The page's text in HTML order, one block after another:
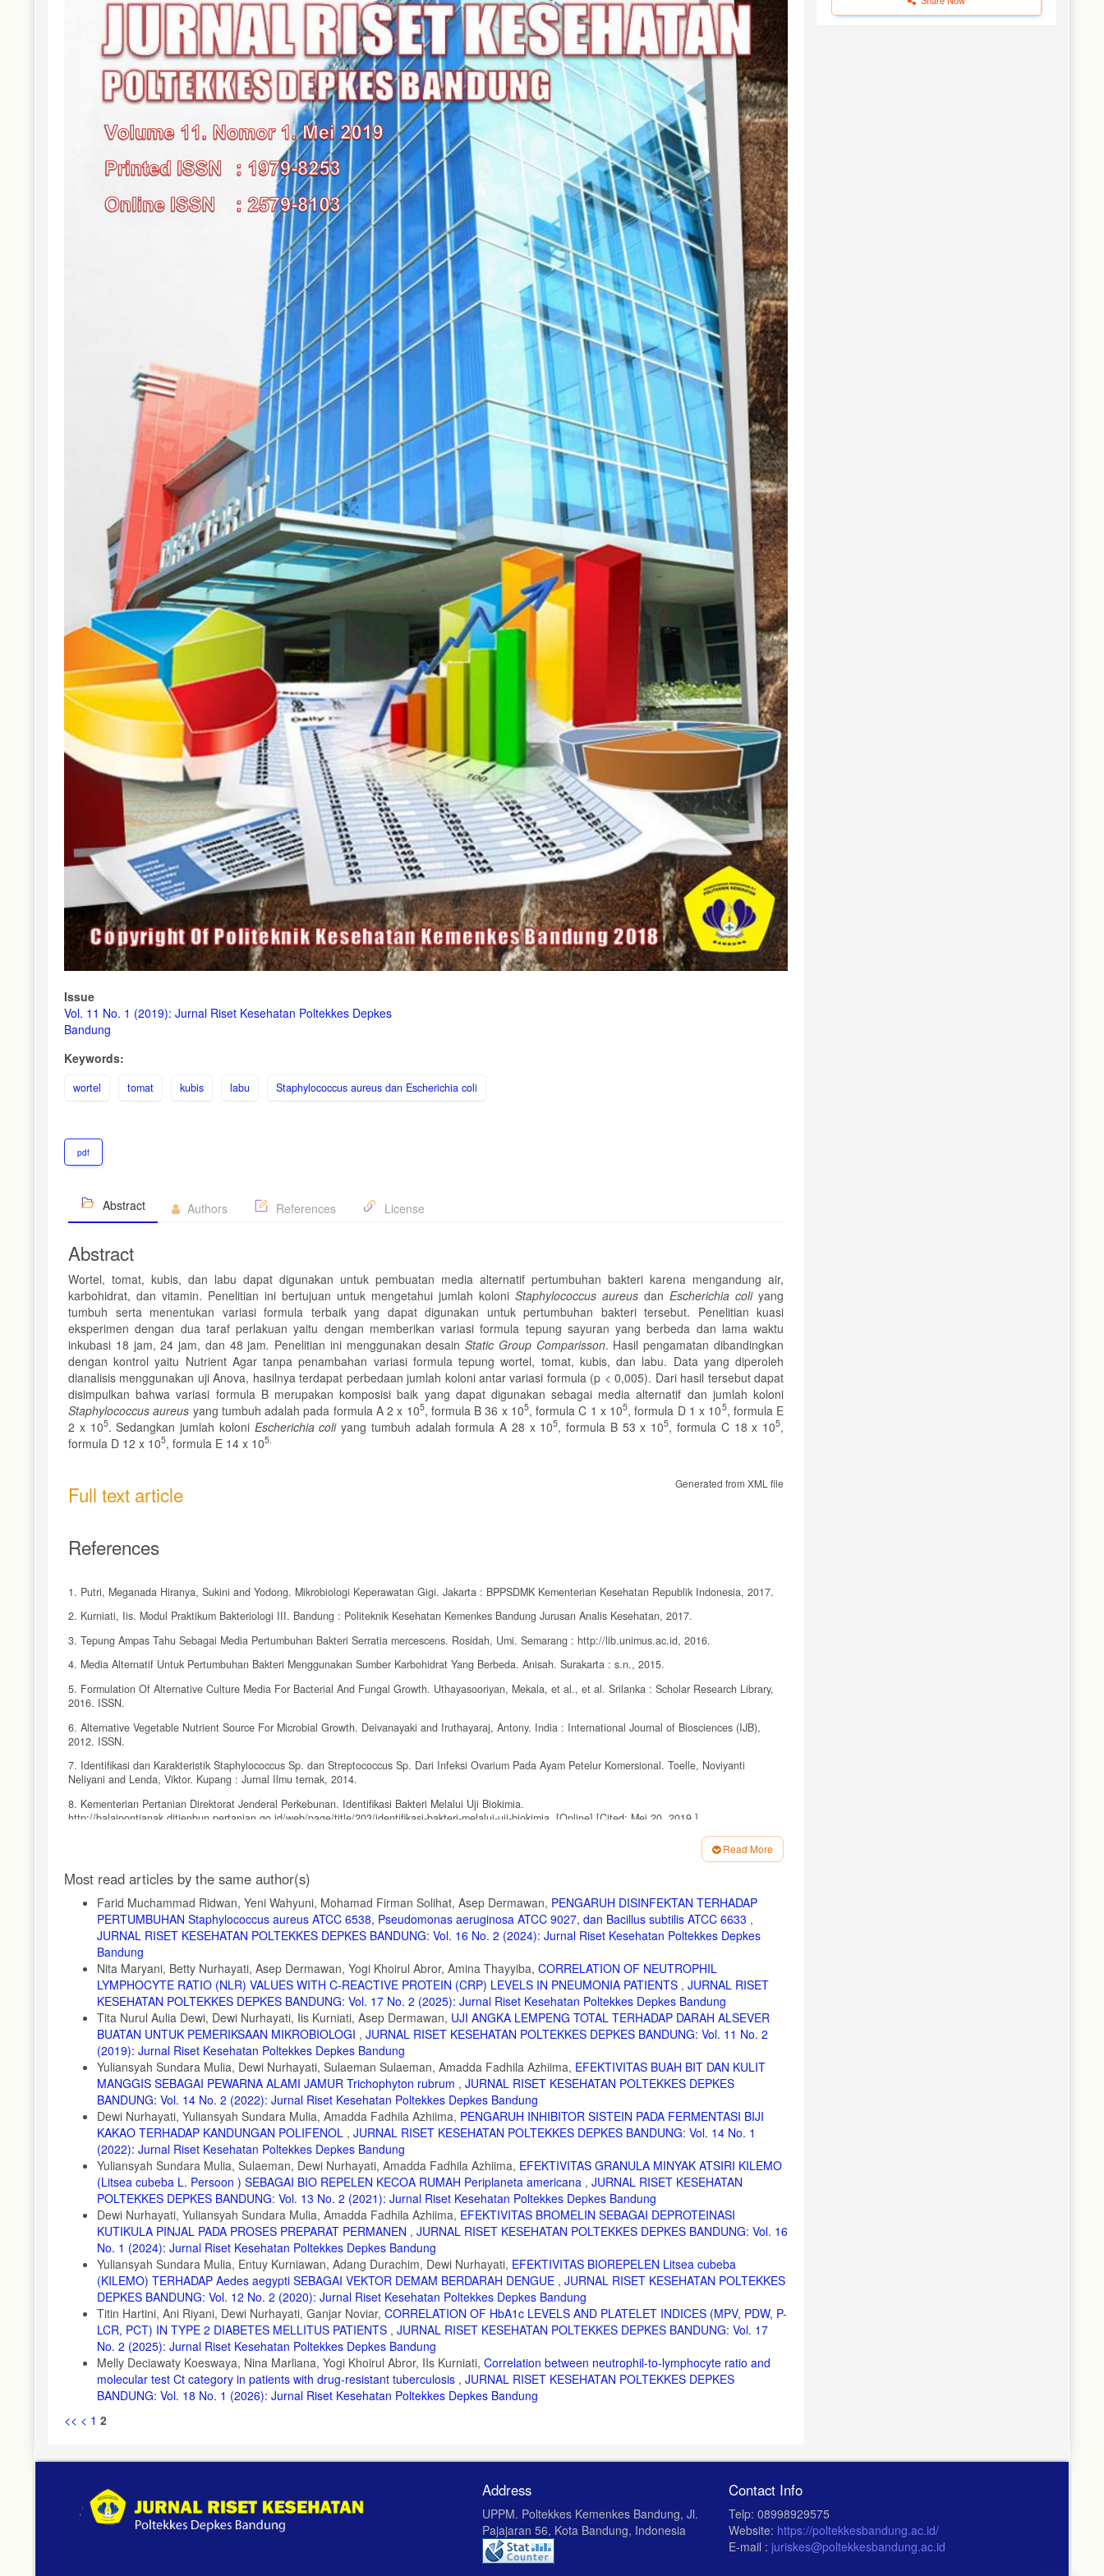
Issue
Vol. 11 No. 1 (2019): Jurnal Riset Kesehatan Poltekkes Depkes
Bandung
Keywords:
wortel tomat kubis labu Staphylococcus aureus dan Escherichia coli
pdf
Abstract Authors References License
Abstract
Wortel, tomat, kubis, dan labu dapat digunakan untuk pembuatan media alternatif pertumbuhan bakteri karena mengandung air,
karbohidrat, dan vitamin. Penelitian ini bertujuan untuk mengetahui jumlah koloni Staphylococcus aureus dan Escherichia coliyang
tumbuh serta menentukan variasi formula terbaik yang dapat digunakan untuk pertumbuhan bakteri tersebut. Penelitian kuasi
eksperimen dengan dua taraf perlakuan yaitu dengan memberikan variasi formula tepung sayuran yang berbeda dan lama waktu
inkubasi 18 jam, 24 jam, dan 48 jam. Penelitian ini menggunakan desainStatic Group Comparisson. Hasil pengamatan dibandingkan
dengan kontrol yaitu Nutrient Agar tanpa penambahan variasi formula tepung wortel, tomat, kubis, dan labu. Data yang diperoleh
dianalisis menggunakan uji Anova, hasilnya terdapat perbedaan jumlah koloni antar variasi formula (p < 0,005). Dari hasil tersebut dapat
disimpulkan bahwa variasi formula B merupakan komposisi baik yang dapat digunakan sebagai media alternatif dan jumlah koloni
Staphylococcus aureus yang tumbuh adalah pada formula A 2 x 105, formula B 36 x 105, formula C 1 x 105, formula D 1 x 105, formula E
2 x 105. Sedangkan jumlah koloni Escherichia coliyang tumbuh adalah formula A 28 x 105, formula B 53 x 105, formula C 18 x 105,
formula D 12 x 105, formula E 14 x 105.
Full text article Generated from XML file
References
1. Putri, Meganada Hiranya, Sukini and Yodong. Mikrobiologi Keperawatan Gigi. Jakarta : BPPSDMK Kementerian Kesehatan Republik Indonesia, 2017.
2. Kurniati, Iis. Modul Praktikum Bakteriologi III. Bandung : Politeknik Kesehatan Kemenkes Bandung Jurusan Analis Kesehatan, 2017.
3. Tepung Ampas Tahu Sebagai Media Pertumbuhan Bakteri Serratia mercescens. Rosidah, Umi. Semarang : http://lib.unimus.ac.id, 2016.
4. Media Alternatif Untuk Pertumbuhan Bakteri Menggunakan Sumber Karbohidrat Yang Berbeda. Anisah. Surakarta : s.n., 2015.
5. Formulation Of Alternative Culture Media For Bacterial And Fungal Growth. Uthayasooriyan, Mekala, et al., et al. Srilanka : Scholar Research Library,
2016. ISSN.
6. Alternative Vegetable Nutrient Source For Microbial Growth. Deivanayaki and Iruthayaraj, Antony. India : International Journal of Biosciences (IJB),
2012. ISSN.
7. Identifikasi dan Karakteristik Staphylococcus Sp. dan Streptococcus Sp. Dari Infeksi Ovarium Pada Ayam Petelur Komersional. Toelle, Noviyanti
Neliyani and Lenda, Viktor. Kupang : Jurnal Ilmu ternak, 2014.
8. Kementerian Pertanian Direktorat Jenderal Perkebunan. Identifikasi Bakteri Melalui Uji Biokimia.
http://balaipontianak.ditjenbun.pertanian.go.id/web/page/title/203/identifikasi-bakteri-melalui-uji-biokimia. [Online] [Cited: Mei 20, 2019.]
10. Pertumbuhan Staphylococcus aureus Pada Media Yang diekspos dengan Infus Daun Sambiloto (Andrographis paniculata) . Retnowati, Yuliana,
Bialangi, Nurhayati and Posangi, Nona Wingti. Gorontalo : repository.ung.ac.id, 2011.
11. Dra. Yanti Hamdiyati, M.Si. Pertumbuhan dan Pengendalian Mikroorganisme II. [Online] [Cited: juni 20, 2019.]
http://file.upi.edu/Direktori/FPMIPA/JUR._PEND._BIOLOGI/196611031991012YANTI_HAMDIYATI/Pertumbuhan_pada_mikroorganisme_II.pdf.
12. Isolasi dan Skreening Bakteri Endofit Penghasil Enzim Fitase Dari Tanaman Jagung. Nurhikmah. Makassar : Repositori UIN Alauddin Makassar, 2017.
13. Joseph , James A, Nadeau, Daniel A and Underwood, Anne. Diet Sehat Dengan Kode Warna Makanan. Jakarta : Hikmah PT Mizan Publika, 2008.
14. Uji Daya Antibakteri Ekstrak Etanol Umbi Wortel (Daucus carota L) Terhadap Staphylococcus aureus dan Escherichia coli Secara In Vitro. Sirait,
Arsenius Y, Pelealu, Nancy C and Yamlean , Paulina V Y. Manado : Jurnal Ilmiah Farmasi , 2016, Vol. 5. ISSN.
15. Pelczar, M. J. and Chan, E. C. S. Dasar-dasar Mikrobiologi I. Jakarta : UI Press, 2005
16 Danserau, Pierre. Biogeography : An Ecological Perspective. New York : The Ronal Press Company, 1973.
17. Soemarwoto, Oto. Ekologi Lingkungan Hidup dan Pembangunan. Jakarta : Djambatan, 1997.
Read More
Article
Details
Most read articles by the same author(s)
Farid Muchammad Ridwan, Yeni Wahyuni, Mohamad Firman Solihat, Asep Dermawan, PENGARUH DISINFEKTAN TERHADAP
PERTUMBUHAN Staphylococcus aureus ATCC 6538, Pseudomonas aeruginosa ATCC 9027, dan Bacillus subtilis ATCC 6633 ,
JURNAL RISET KESEHATAN POLTEKKES DEPKES BANDUNG: Vol. 16 No. 2 (2024): Jurnal Riset Kesehatan Poltekkes Depkes
Bandung
Nita Maryani, Betty Nurhayati, Asep Dermawan, Yogi Khoirul Abror, Amina Thayyiba, CORRELATION OF NEUTROPHIL
LYMPHOCYTE RATIO (NLR) VALUES WITH C-REACTIVE PROTEIN (CRP) LEVELS IN PNEUMONIA PATIENTS , JURNAL RISET
KESEHATAN POLTEKKES DEPKES BANDUNG: Vol. 17 No. 2 (2025): Jurnal Riset Kesehatan Poltekkes Depkes Bandung
Tita Nurul Aulia Dewi, Dewi Nurhayati, Iis Kurniati, Asep Dermawan, UJI ANGKA LEMPENG TOTAL TERHADAP DARAH ALSEVER
BUATAN UNTUK PEMERIKSAAN MIKROBIOLOGI , JURNAL RISET KESEHATAN POLTEKKES DEPKES BANDUNG: Vol. 11 No. 2
(2019): Jurnal Riset Kesehatan Poltekkes Depkes Bandung
Yuliansyah Sundara Mulia, Dewi Nurhayati, Sulaeman Sulaeman, Amadda Fadhila Azhiima, EFEKTIVITAS BUAH BIT DAN KULIT
MANGGIS SEBAGAI PEWARNA ALAMI JAMUR Trichophyton rubrum , JURNAL RISET KESEHATAN POLTEKKES DEPKES
BANDUNG: Vol. 14 No. 2 (2022): Jurnal Riset Kesehatan Poltekkes Depkes Bandung
Dewi Nurhayati, Yuliansyah Sundara Mulia, Amadda Fadhila Azhiima, PENGARUH INHIBITOR SISTEIN PADA FERMENTASI BIJI
KAKAO TERHADAP KANDUNGAN POLIFENOL , JURNAL RISET KESEHATAN POLTEKKES DEPKES BANDUNG: Vol. 14 No. 1
(2022): Jurnal Riset Kesehatan Poltekkes Depkes Bandung
Yuliansyah Sundara Mulia, Sulaeman, Dewi Nurhayati, Amadda Fadhila Azhiima, EFEKTIVITAS GRANULA MINYAK ATSIRI KILEMO
(Litsea cubeba L. Persoon ) SEBAGAI BIO REPELEN KECOA RUMAH Periplaneta americana , JURNAL RISET KESEHATAN
POLTEKKES DEPKES BANDUNG: Vol. 13 No. 2 (2021): Jurnal Riset Kesehatan Poltekkes Depkes Bandung
Dewi Nurhayati, Yuliansyah Sundara Mulia, Amadda Fadhila Azhiima, EFEKTIVITAS BROMELIN SEBAGAI DEPROTEINASI
KUTIKULA PINJAL PADA PROSES PREPARAT PERMANEN , JURNAL RISET KESEHATAN POLTEKKES DEPKES BANDUNG: Vol. 16
No. 1 (2024): Jurnal Riset Kesehatan Poltekkes Depkes Bandung
Yuliansyah Sundara Mulia, Entuy Kurniawan, Adang Durachim, Dewi Nurhayati, EFEKTIVITAS BIOREPELEN Litsea cubeba
(KILEMO) TERHADAP Aedes aegypti SEBAGAI VEKTOR DEMAM BERDARAH DENGUE , JURNAL RISET KESEHATAN POLTEKKES
DEPKES BANDUNG: Vol. 12 No. 2 (2020): Jurnal Riset Kesehatan Poltekkes Depkes Bandung
Titin Hartini, Ani Riyani, Dewi Nurhayati, Ganjar Noviar, CORRELATION OF HbA1c LEVELS AND PLATELET INDICES (MPV, PDW, P-
LCR, PCT) IN TYPE 2 DIABETES MELLITUS PATIENTS , JURNAL RISET KESEHATAN POLTEKKES DEPKES BANDUNG: Vol. 17
No. 2 (2025): Jurnal Riset Kesehatan Poltekkes Depkes Bandung
Melly Deciawaty Koeswaya, Nina Marliana, Yogi Khoirul Abror, IIs Kurniati, Correlation between neutrophil-to-lymphocyte ratio and
molecular test Ct category in patients with drug-resistant tuberculosis , JURNAL RISET KESEHATAN POLTEKKES DEPKES
BANDUNG: Vol. 18 No. 1 (2026): Jurnal Riset Kesehatan Poltekkes Depkes Bandung
<< < 1 2
Address
UPPM. Poltekkes Kemenkes Bandung, Jl.
Pajajaran 56, Kota Bandung, Indonesia
Contact Info
Telp: 08998929575
Website: https://poltekkesbandung.ac.id/
E-mail : juriskes@poltekkesbandung.ac.id